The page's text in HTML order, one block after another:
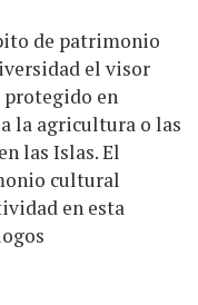
de patrimonio
el visor
en
la agricultura o las
las Islas. El
cultural
en esta